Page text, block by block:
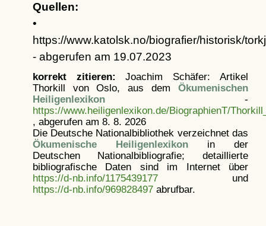
Quellen:
•
https://www.katolsk.no/biografier/historisk/
- abgerufen am 19.07.2023
korrekt zitieren: Joachim Schäfer: Artikel
Thorkill von Oslo, aus dem Ökumenischen
Heiligenlexikon-
https://www.heiligenlexikon.de/BiographienT/
, abgerufen am 8. 8. 2026
Die Deutsche Nationalbibliothek verzeichnet das
Ökumenische Heiligenlexikonin der
Deutschen Nationalbibliografie; detaillierte
bibliografische Daten sind im Internet über
https://d-nb.info/1175439177und
https://d-nb.info/969828497abrufbar.